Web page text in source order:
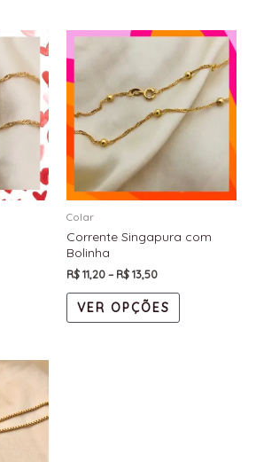
Colar
Corrente Singapura com
Bolinha
R$11,20–R$13,50
VER OPÇÕES